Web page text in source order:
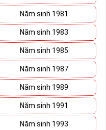
tay là người chiến
vật giá leo thang ngày
có thể tăng phi mã số tiền
vượt khung trần.
Năm sinh 1981
Năm sinh 1983
Năm sinh 1985
Năm sinh 1987
Năm sinh 1989
Năm sinh 1991
Năm sinh 1993